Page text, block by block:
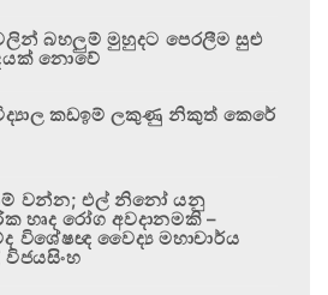
බහලුම් මුහුදට පෙරලීම සුළු
නොවේ
කඩඉම් ලකුණු නිකුත් කෙරේ
වන්න; එල් නිනෝ යනු
හෘද රෝග අවදානමකි –
විශේෂඥ වෛද්‍ය මහාචාර්ය
විජයසිංහ